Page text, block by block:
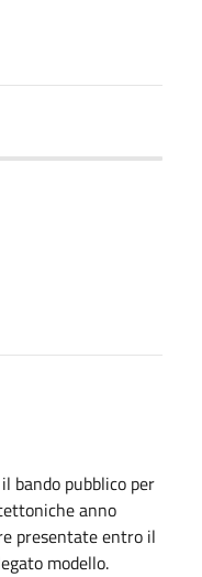
bando pubblico per
anno
presentate entro il
modello.